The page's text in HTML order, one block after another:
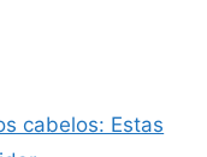
cabelos: Estas